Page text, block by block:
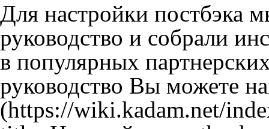
Для настройки постбэка
руководство и собрали
в популярных
руководство Вы можете